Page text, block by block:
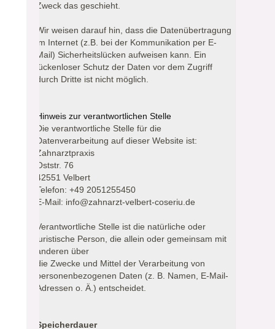
Zweck das geschieht.
Wir weisen darauf hin, dass die Datenübertragung
im Internet (z.B. bei der Kommunikation per E-
Mail) Sicherheitslücken aufweisen kann. Ein
lückenloser Schutz der Daten vor dem Zugriff
durch Dritte ist nicht möglich.
Hinweis zur verantwortlichen Stelle
Die verantwortliche Stelle für die
Datenverarbeitung auf dieser Website ist:
Zahnarztpraxis
Oststr. 76
42551 Velbert
Telefon: +49 2051255450
E-Mail: info@zahnarzt-velbert-coseriu.de
Verantwortliche Stelle ist die natürliche oder
juristische Person, die allein oder gemeinsam mit
anderen über
die Zwecke und Mittel der Verarbeitung von
personenbezogenen Daten (z. B. Namen, E-Mail-
Adressen o. Ä.) entscheidet.
Speicherdauer